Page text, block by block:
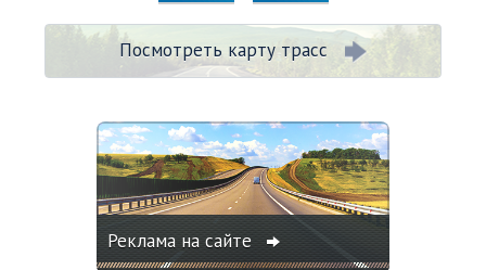
Посмотреть карту трасс
Реклама на сайте